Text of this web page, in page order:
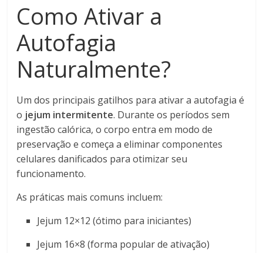
Como Ativar a
Autofagia
Naturalmente?
Um dos principais gatilhos para ativar a autofagia é
o jejum intermitente. Durante os períodos sem
ingestão calórica, o corpo entra em modo de
preservação e começa a eliminar componentes
celulares danificados para otimizar seu
funcionamento.
As práticas mais comuns incluem:
Jejum 12×12 (ótimo para iniciantes)
Jejum 16×8 (forma popular de ativação)